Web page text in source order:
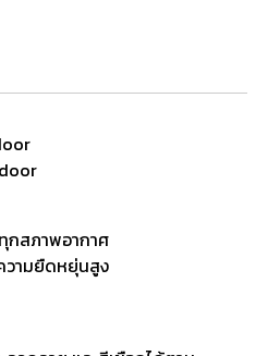
กสภาพอากาศ
วามยืดหยุ่นสูง